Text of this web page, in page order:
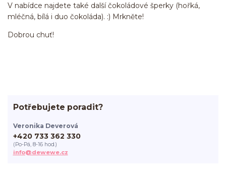
V nabídce najdete také další čokoládové šperky (hořká,
mléčná, bílá i duo čokoláda). :) Mrkněte!
Dobrou chuť!
Potřebujete poradit?
Veronika Deverová
+420 733 362 330
(Po-Pá, 8-16 hod.)
info@dewewe.cz